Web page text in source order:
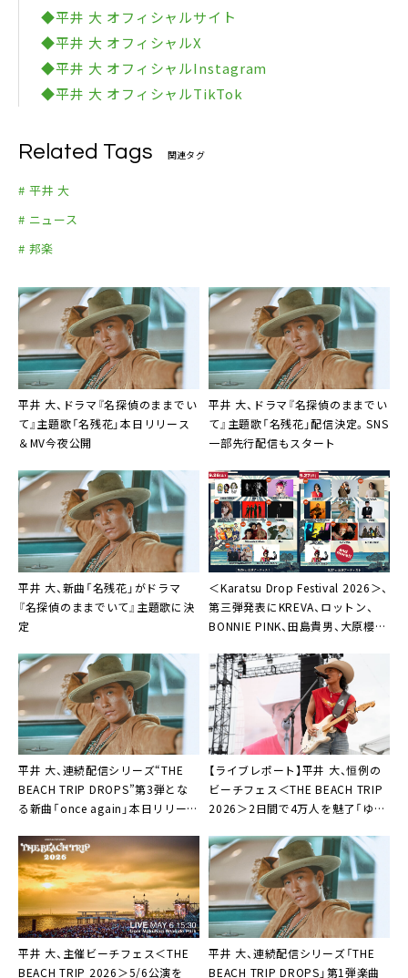
◆平井 大 オフィシャルサイト
◆平井 大 オフィシャルX
◆平井 大 オフィシャルInstagram
◆平井 大 オフィシャルTikTok
Related Tags 関連タグ
# 平井 大
# ニュース
# 邦楽
平井 大、ドラマ『名探偵のままでい
て』主題歌「名残花」本日リリース
＆MV今夜公開
平井 大、ドラマ『名探偵のままでい
て』主題歌「名残花」配信決定。SNS
一部先行配信もスタート
平井 大、新曲「名残花」がドラマ
『名探偵のままでいて』主題歌に決
定
＜Karatsu Drop Festival 2026＞、
第三弾発表にKREVA、ロットン、
BONNIE PINK、田島貴男、大原櫻
平井 大、連続配信シリーズ“THE
BEACH TRIP DROPS”第3弾とな
る新曲「once again」本日リリース
【ライブレポート】平井 大、恒例の
ビーチフェス＜THE BEACH TRIP
2026＞2日間で4万人を魅了「ゆっ
ていきましょう！」
平井 大、主催ビーチフェス＜THE
BEACH TRIP 2026＞5/6公演を
平井 大、連続配信シリーズ「THE
BEACH TRIP DROPS」第1弾楽曲